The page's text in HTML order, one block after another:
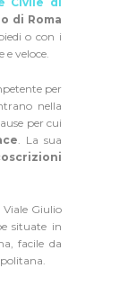
di Roma
o con i
veloce.
per
nella
per cui
. La sua
Viale Giulio
situate in
facile da